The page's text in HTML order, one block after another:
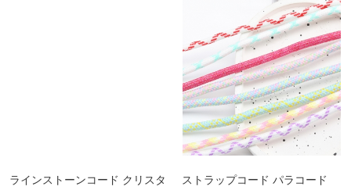
ラインストーンコード クリスタ
ストラップコード パラコード